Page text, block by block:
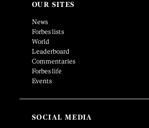
OUR SITES
News
Forbes lists
World
Leaderboard
Commentaries
Forbes life
Events
SOCIAL MEDIA